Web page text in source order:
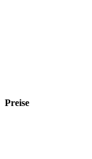
Preise